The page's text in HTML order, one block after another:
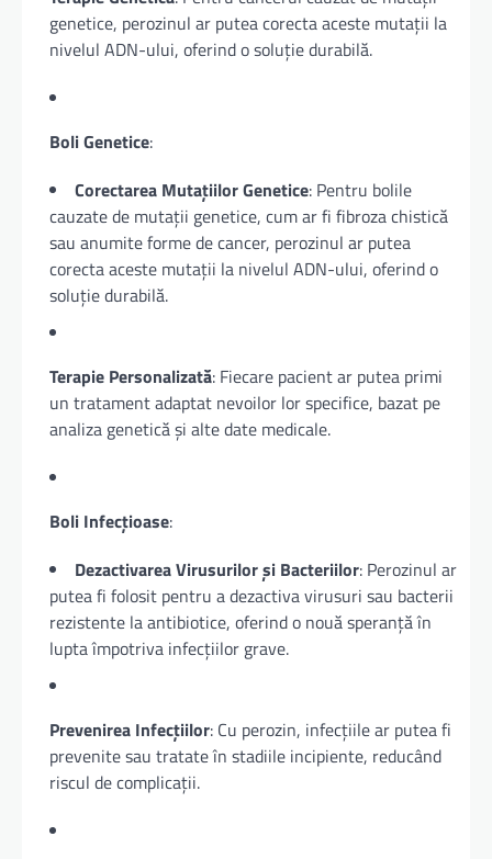
genetice, perozinul ar putea corecta aceste mutații la
nivelul ADN-ului, oferind o soluție durabilă.
Boli Genetice:
Corectarea Mutațiilor Genetice: Pentru bolile
cauzate de mutații genetice, cum ar fi fibroza chistică
sau anumite forme de cancer, perozinul ar putea
corecta aceste mutații la nivelul ADN-ului, oferind o
soluție durabilă.
Terapie Personalizată: Fiecare pacient ar putea primi
un tratament adaptat nevoilor lor specifice, bazat pe
analiza genetică și alte date medicale.
Boli Infecțioase:
Dezactivarea Virusurilor și Bacteriilor: Perozinul ar
putea fi folosit pentru a dezactiva virusuri sau bacterii
rezistente la antibiotice, oferind o nouă speranță în
lupta împotriva infecțiilor grave.
Prevenirea Infecțiilor: Cu perozin, infecțiile ar putea fi
prevenite sau tratate în stadiile incipiente, reducând
riscul de complicații.